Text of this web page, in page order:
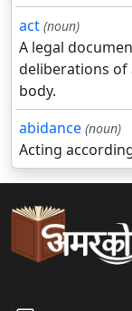
act (noun)
A legal
deliberations of
body.
abidance (noun)
Acting